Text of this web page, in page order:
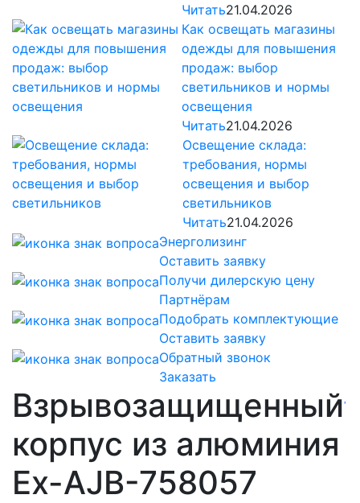
Читать21.04.2026
Как освещать магазины
одежды для повышения
продаж: выбор
светильников и нормы
освещения
Читать21.04.2026
Освещение склада:
требования, нормы
освещения и выбор
светильников
Читать21.04.2026
Энерголизинг
Оставить заявку
Получи дилерскую цену
Партнёрам
Подобрать комплектующие
Оставить заявку
Обратный звонок
Заказать
Взрывозащищенный
корпус из алюминия
Ex-AJB-758057